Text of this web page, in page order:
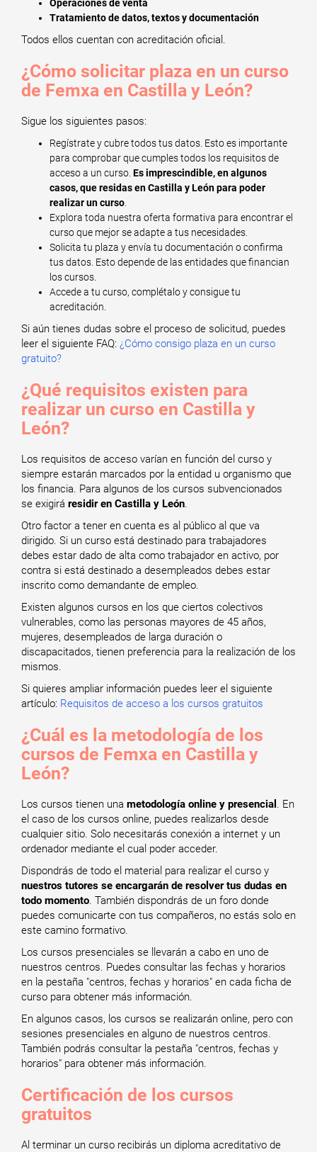
Operaciones de venta
Tratamiento de datos, textos y documentación
Todos ellos cuentan con acreditación oficial.
¿Cómo solicitar plaza en un curso
de Femxa en Castilla y León?
Sigue los siguientes pasos:
Regístrate y cubre todos tus datos. Esto es importante
para comprobar que cumples todos los requisitos de
acceso a un curso. Es imprescindible, en algunos
casos, que residas en Castilla y León para poder
realizar un curso
Explora toda nuestra oferta formativa para encontrar el
curso que mejor se adapte a tus necesidades.
Solicita tu plaza y envía tu documentación o confirma
tus datos. Esto depende de las entidades que financian
los cursos.
Accede a tu curso, complétalo y consigue tu
acreditación.
Si aún tienes dudas sobre el proceso de solicitud, puedes
leer el siguiente FAQ: ¿Cómo consigo plaza en un curso
gratuito?
¿Qué requisitos existen para
realizar un curso en Castilla y
León?
Los requisitos de acceso varían en función del curso y
siempre estarán marcados por la entidad u organismo que
los financia. Para algunos de los cursos subvencionados
se exigirá residir en Castilla y León.
Otro factor a tener en cuenta es al público al que va
dirigido. Si un curso está destinado para trabajadores
debes estar dado de alta como trabajador en activo, por
contra si está destinado a desempleados debes estar
inscrito como demandante de empleo.
Existen algunos cursos en los que ciertos colectivos
vulnerables, como las personas mayores de 45 años,
mujeres, desempleados de larga duración o
discapacitados, tienen preferencia para la realización de los
mismos.
Si quieres ampliar información puedes leer el siguiente
artículo: Requisitos de acceso a los cursos gratuitos
¿Cuál es la metodología de los
cursos de Femxa en Castilla y
León?
Los cursos tienen una metodología online y presencial . En
el caso de los cursos online, puedes realizarlos desde
cualquier sitio. Solo necesitarás conexión a internet y un
ordenador mediante el cual poder acceder.
Dispondrás de todo el material para realizar el curso y
nuestros tutores se encargarán de resolver tus dudas en
todo momento. También dispondrás de un foro donde
puedes comunicarte con tus compañeros, no estás solo en
este camino formativo.
Los cursos presenciales se llevarán a cabo en uno de
nuestros centros. Puedes consultar las fechas y horarios
en la pestaña "centros, fechas y horarios" en cada ficha de
curso para obtener más información.
En algunos casos, los cursos se realizarán online, pero con
sesiones presenciales en alguno de nuestros centros.
También podrás consultar la pestaña "centros, fechas y
horarios" para obtener más información.
Certificación de los cursos
gratuitos
Al terminar un curso recibirás un diploma acreditativo de